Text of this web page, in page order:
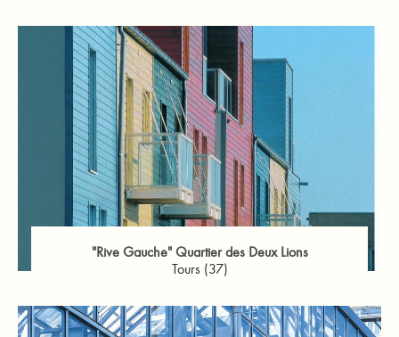
"Rive Gauche" Quartier des Deux Lions
Tours (37)